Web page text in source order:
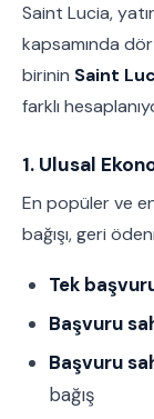
Saint Lucia,
kapsamında
birinin Saint
farklı
1. Ulusal
En popüler ve
bağışı, geri
Tek
Başvuru
Başvuru
bağış